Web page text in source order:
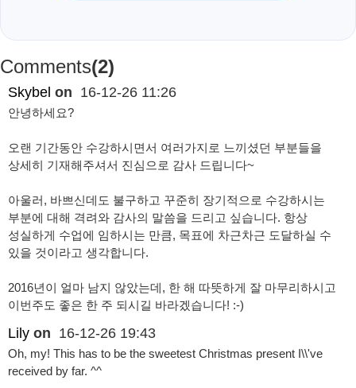
Comments(2)
Skybel on 16-12-26 11:26
안녕하세요?
오랜 기간동안 수강하시면서 여러가지로 느끼셨던 부분들을
상세히 기재해주셔서 진심으로 감사 드립니다~
아울러, 바쁘신데도 불구하고 꾸준히 장기적으로 수강하시는
부분에 대해 격려와 감사의 말씀을 드리고 싶습니다. 항상
성실하게 수업에 임하시는 만큼, 목표에 차근차근 도달하실 수
있을 것이라고 생각합니다.
2016년이 얼마 남지 않았는데, 한 해 따뜻하게 잘 마무리하시고
이번주도 좋은 한 주 되시길 바라겠습니다! :-)
Lily on 16-12-26 19:43
Oh, my! This has to be the sweetest Christmas present I\\'ve
received by far. ^^